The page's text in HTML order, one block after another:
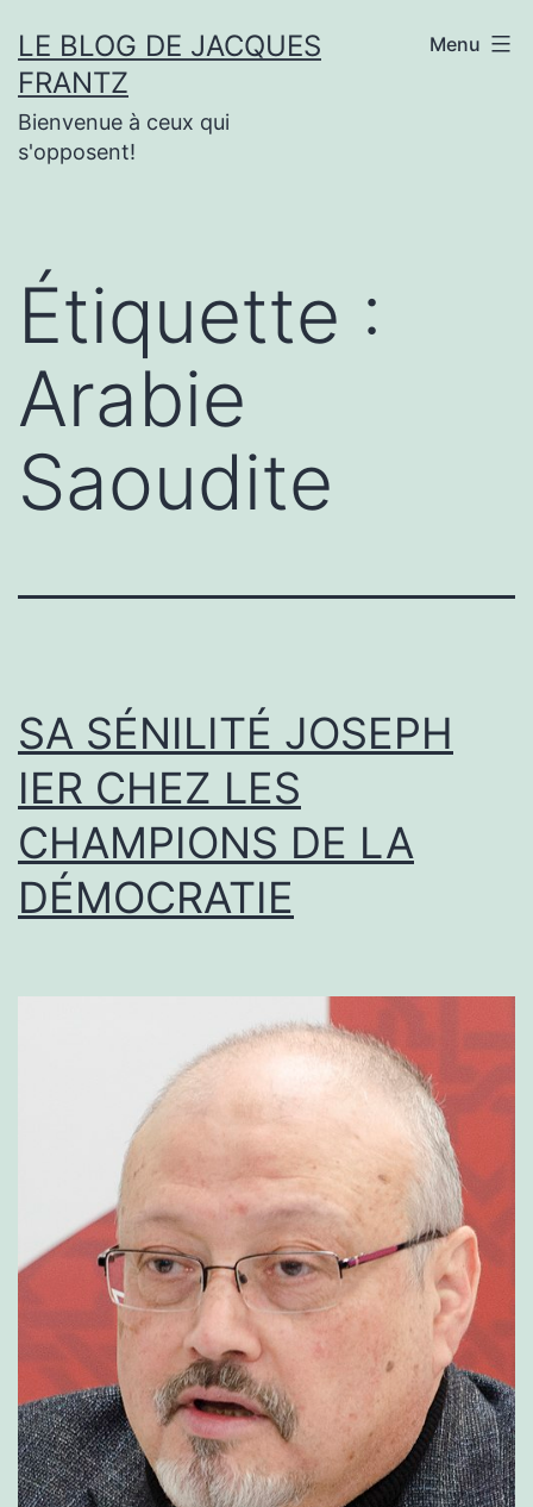
au
contenu
LE BLOG DE JACQUES
FRANTZ
Bienvenue à ceux qui
s'opposent!
Menu
Étiquette :
Arabie
Saoudite
SA SÉNILITÉ JOSEPH
IER CHEZ LES
CHAMPIONS DE LA
DÉMOCRATIE